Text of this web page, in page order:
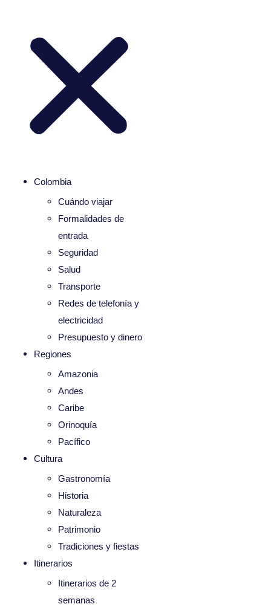
Colombia
Cuándo viajar
Formalidades de
entrada
Seguridad
Salud
Transporte
Redes de telefonía y
electricidad
Presupuesto y dinero
Regiones
Amazonia
Andes
Caribe
Orinoquía
Pacífico
Cultura
Gastronomía
Historia
Naturaleza
Patrimonio
Tradiciones y fiestas
Itinerarios
Itinerarios de 2
semanas